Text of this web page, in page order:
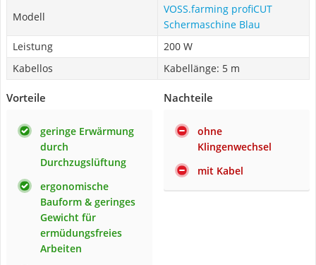
Modell
VOSS.farming profiCUT
Schermaschine Blau
Leistung
200 W
Kabellos
Kabellänge: 5 m
Vorteile
geringe Erwärmung
durch
Durchzugslüftung
ergonomische
Bauform & geringes
Gewicht für
ermüdungsfreies
Arbeiten
Nachteile
ohne
Klingenwechsel
mit Kabel